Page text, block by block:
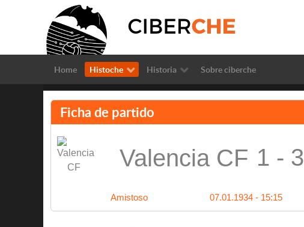
Home Histoche Historia Sobre ciberche
Ficha de partido
Valencia CF 1 - 3
Amistoso 07.01.1934 - 15:15